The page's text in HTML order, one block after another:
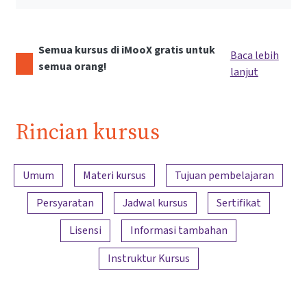
Semua kursus di iMooX gratis untuk
semua orang!
Baca lebih
lanjut
Rincian kursus
Ringkasan konten
Umum Materi kursus
Tujuan pembelajaran
Persyaratan
Jadwal kursus
Sertifikat
Lisensi
Informasi tambahan
Instruktur Kursus